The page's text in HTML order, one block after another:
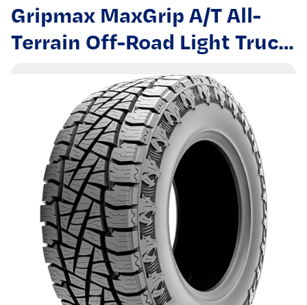
Gripmax MaxGrip A/T All-
Terrain Off-Road Light Truck
Radial Tire-LT285/70R17
285/70/17 285/70-17
126/123S Load Range E LRE
10-Ply BSW Black Side Wall